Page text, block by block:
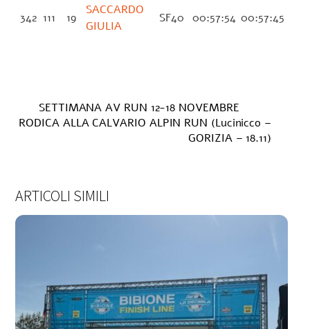
342 111 19
SACCARDO
GIULIA
SF40 00:57:54 00:57:45
SETTIMANA AV RUN 12-18 NOVEMBRE
RODICA ALLA CALVARIO ALPIN RUN (Lucinicco –
GORIZIA – 18.11)
ARTICOLI SIMILI